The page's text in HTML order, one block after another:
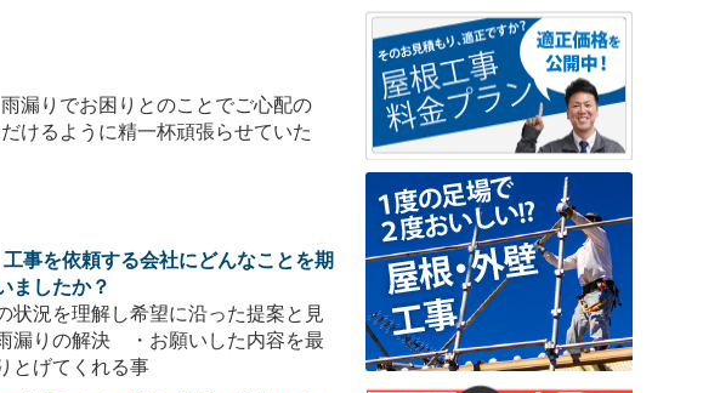
漏りでお困りとのことでご心配の
けるように精一杯頑張らせていた
事を依頼する会社にどんなことを期
ましたか？
状況を理解し希望に沿った提案と見
漏りの解決 ・お願いした内容を最
とげてくれる事